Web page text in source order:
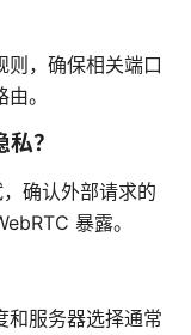
则，确保相关端口
。
？
确认外部请求的
暴露。
和服务器选择通常